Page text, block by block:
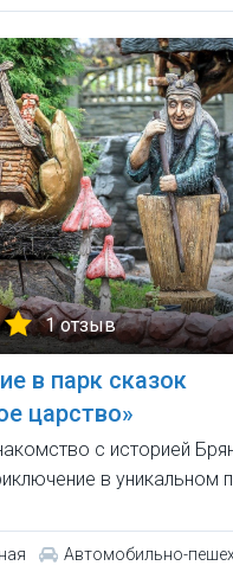
1 отзыв
в парк сказок
царство»
с историей
в уникальном
Автомобильно-